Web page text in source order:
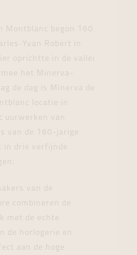
Montblanc begon 160
Yvan Robert in
oprichtte in de vallei
het Minerva-
de dag is Minerva de
locatie in
uurwerken van
van de 160-jarige
in drie verfijnde
van de
combineren de
met de echte
de horlogerie en
aan de hoge